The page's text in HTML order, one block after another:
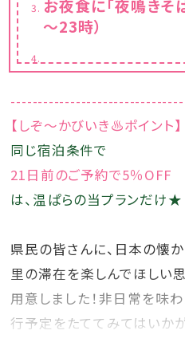
匠」、壁面に竹を用いた
ライベート空間を演出
お夜食に「夜鳴きそ
～23時）
用意しております。
【しぞ～かびいき♨ポイント】
同じ宿泊条件で
21日前のご予約で5％OFF
は、温ぱらの当プランだけ★
県民の皆さんに、日本の懐
里の滞在を楽しんでほしい
用意しました！非日常を味
行予定をたててみてはいか